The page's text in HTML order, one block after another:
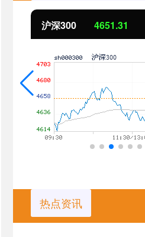
北证50 1122.88
热点资讯